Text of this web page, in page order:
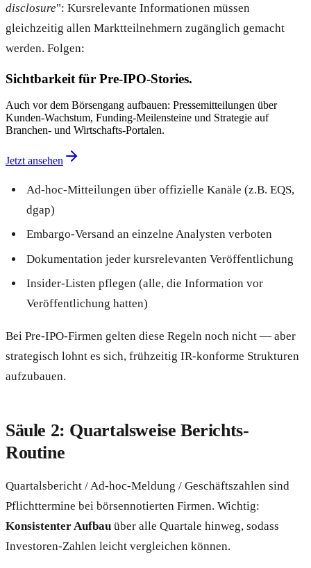
disclosure": Kursrelevante Informationen müssen
gleichzeitig allen Marktteilnehmern zugänglich gemacht
werden. Folgen:
Sichtbarkeit für Pre-IPO-Stories.
Auch vor dem Börsengang aufbauen: Pressemitteilungen über
Kunden-Wachstum, Funding-Meilensteine und Strategie auf
Branchen- und Wirtschafts-Portalen.
Jetzt ansehen
Ad-hoc-Mitteilungen über offizielle Kanäle (z.B. EQS,
dgap)
Embargo-Versand an einzelne Analysten verboten
Dokumentation jeder kursrelevanten Veröffentlichung
Insider-Listen pflegen (alle, die Information vor
Veröffentlichung hatten)
Bei Pre-IPO-Firmen gelten diese Regeln noch nicht — aber
strategisch lohnt es sich, frühzeitig IR-konforme Strukturen
aufzubauen.
Säule 2: Quartalsweise Berichts-
Routine
Quartalsbericht / Ad-hoc-Meldung / Geschäftszahlen sind
Pflichttermine bei börsennotierten Firmen. Wichtig:
Konsistenter Aufbau über alle Quartale hinweg, sodass
Investoren-Zahlen leicht vergleichen können.